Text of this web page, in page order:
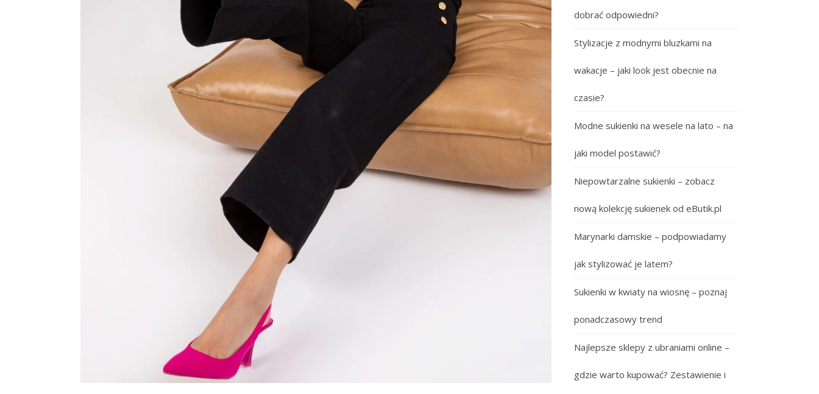
dobrać odpowiedni?
Stylizacje z modnymi bluzkami na
wakacje – jaki look jest obecnie na
czasie?
Modne sukienki na wesele na lato – na
jaki model postawić?
Niepowtarzalne sukienki – zobacz
nową kolekcję sukienek od eButik.pl
Marynarki damskie – podpowiadamy
jak stylizować je latem?
Sukienki w kwiaty na wiosnę – poznaj
ponadczasowy trend
Najlepsze sklepy z ubraniami online –
gdzie warto kupować? Zestawienie i